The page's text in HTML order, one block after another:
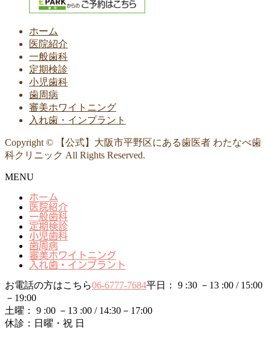
ホーム
医院紹介
一般歯科
定期検診
小児歯科
歯周病
審美ホワイトニング
入れ歯・インプラント
Copyright © 【公式】大阪市平野区にある歯医者 わたなべ歯
科クリニック All Rights Reserved.
MENU
ホーム
医院紹介
一般歯科
定期検診
小児歯科
歯周病
審美ホワイトニング
入れ歯・インプラント
お電話の方はこちら06-6777-7684平日： 9 :30 －13 :00 / 15:00
－19:00
土曜： 9 :00 －13 :00 / 14:30－17:00
休診：日曜・祝 日